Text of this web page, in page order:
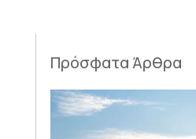
Πρόσφατα Άρθρα